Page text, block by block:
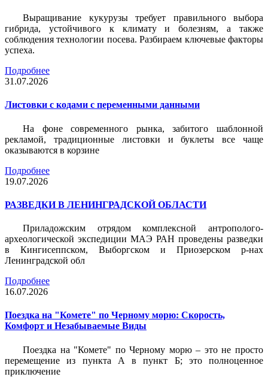
Выращивание кукурузы требует правильного выбора
гибрида, устойчивого к климату и болезням, а также
соблюдения технологии посева. Разбираем ключевые факторы
успеха.
Подробнее
31.07.2026
Листовки c кодами с переменными данными
На фоне современного рынка, забитого шаблонной
рекламой, традиционные листовки и буклеты все чаще
оказываются в корзине
Подробнее
19.07.2026
РАЗВЕДКИ В ЛЕНИНГРАДСКОЙ ОБЛАСТИ
Приладожским отрядом комплексной антрополого-
археологической экспедиции МАЭ РАН проведены разведки
в Кингисеппском, Выборгском и Приозерском р-нах
Ленинградской обл
Подробнее
16.07.2026
Поездка на "Комете" по Черному морю: Скорость,
Комфорт и Незабываемые Виды
Поездка на "Комете" по Черному морю – это не просто
перемещение из пункта А в пункт Б; это полноценное
приключение